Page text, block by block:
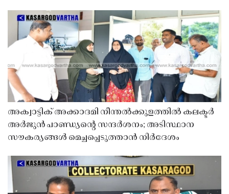
അക്വാട്ടിക് അക്കാദമി നീന്തൽക്കുളത്തിൽ കലക്ടർ
അർജുൻ പാണ്ഡ്യൻ്റെ സന്ദർശനം; അടിസ്ഥാന
സൗകര്യങ്ങൾ മെച്ചപ്പെടുത്താൻ നിർദേശം